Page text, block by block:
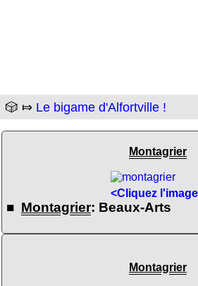
🎲 ⤇ Le bigame d'Alfortville !
Montagrier
<Cliquez
■ Montagrier: Beaux-Arts
Montagrier